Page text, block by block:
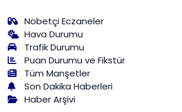
Nöbetçi Eczaneler
Hava Durumu
Trafik Durumu
Puan Durumu ve Fikstür
Tüm Manşetler
Son Dakika Haberleri
Haber Arşivi